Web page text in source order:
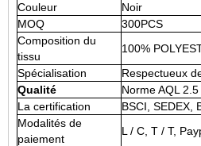
Couleur
Noir
MOQ
300PCS
Composition du
tissu
100%
Spécialisation
Respectueux
Qualité
Norme AQL 2.5
La certification
BSCI, SEDEX,
Modalités de
paiement
L / C, T / T,